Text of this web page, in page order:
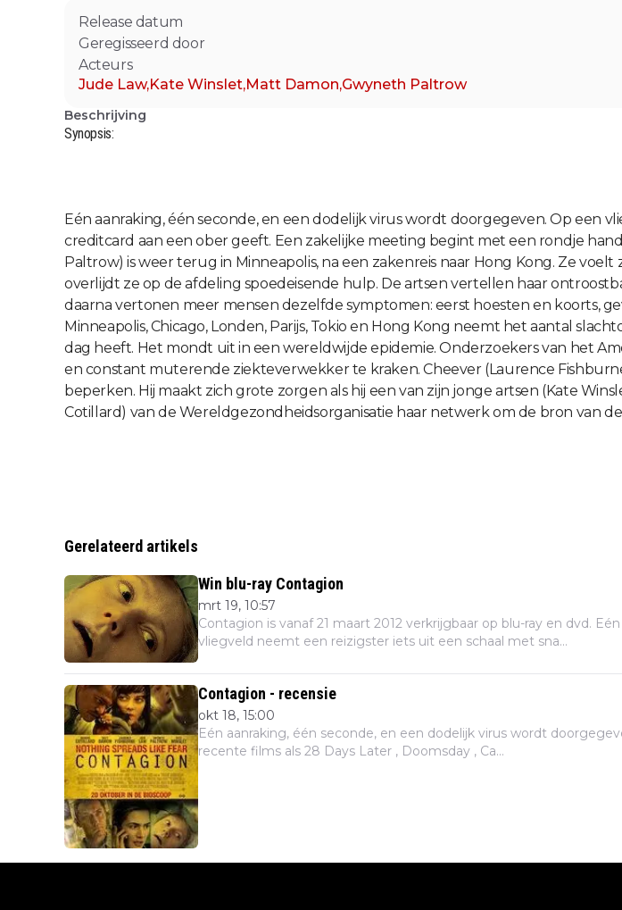
Release datum
Geregisseerd door
Acteurs
Jude Law,Kate Winslet,Matt Damon,Gwyneth Paltrow
Beschrijving
Synopsis:
Eén aanraking, één seconde, en een dodelijk virus wordt doorgegeven. Op een
creditcard aan een ober geeft. Een zakelijke meeting begint met een rondje
Paltrow) is weer terug in Minneapolis, na een zakenreis naar Hong Kong. Ze
overlijdt ze op de afdeling spoedeisende hulp. De artsen vertellen haar
daarna vertonen meer mensen dezelfde symptomen: eerst hoesten en koorts,
Minneapolis, Chicago, Londen, Parijs, Tokio en Hong Kong neemt het aantal
dag heeft. Het mondt uit in een wereldwijde epidemie. Onderzoekers van het
en constant muterende ziekteverwekker te kraken. Cheever (Laurence
beperken. Hij maakt zich grote zorgen als hij een van zijn jonge artsen (Kate
Cotillard) van de Wereldgezondheidsorganisatie haar netwerk om de bron van
Gerelateerd artikels
Win blu-ray Contagion
mrt 19, 10:57
Contagion is vanaf 21 maart 2012 verkrijgbaar op blu-ray en dvd. Eén aanraking, één seconde, en een dodelijk virus wordt doorgegeven. Op een
vliegveld neemt een reizigster iets uit een schaal met sna...
Contagion - recensie
okt 18, 15:00
Eén aanraking, één seconde, en een dodelijk virus wordt doorgegeven. Dodelijke virussen zijn de laatste jaren populair in de filmwereld;
recente films als 28 Days Later , Doomsday , Ca...